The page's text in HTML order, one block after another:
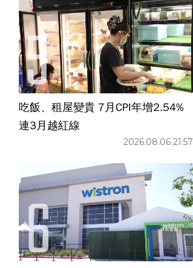
吃飯、租屋變貴 7月CPI年增2.54%
連3月越紅線
2026.08.06 21:57